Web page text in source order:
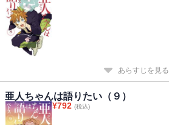
あらすじを見る
亜人ちゃんは語りたい（９）
¥792 (税込)